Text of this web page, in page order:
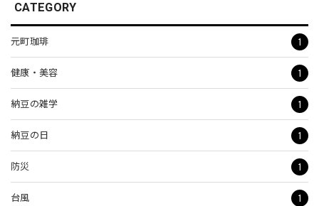
CATEGORY
元町珈琲 1
健康・美容 1
納豆の雑学 1
納豆の日 1
防災 1
台風 1